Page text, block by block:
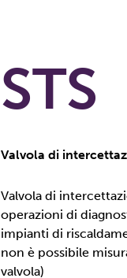
STS
Valvola di
Valvola di
operazioni di
impianti di
non è possibile
valvola)